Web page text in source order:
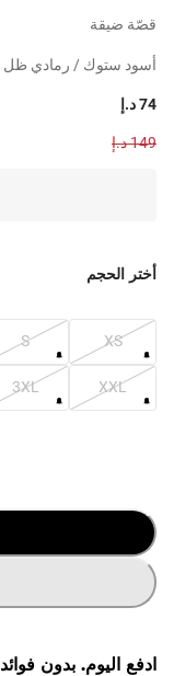
قصّة ضيقة
أسود ستوك / رمادي ظل
74 د.إ
149 د.إ
أختر الحجم
XS
S
XXL
3XL
ادفع اليوم. بدون فوائد